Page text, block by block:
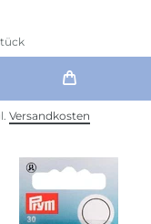
Versandkosten